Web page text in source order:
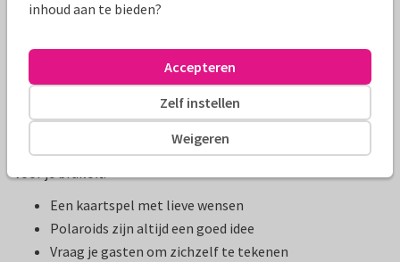
Een gastenboek is een prachtig aandenken aan jullie dag, en
de mensen met wie je dit hebt gevierd. Maar een boek is ook
maar een boek. Overweeg ook eens deze gastenboek ideeën
voor je bruiloft:
Een kaartspel met lieve wensen
Polaroids zijn altijd een goed idee
Vraag je gasten om zichzelf te tekenen
inhoud aan te bieden?
Weigeren
Zelf instellen
Accepteren